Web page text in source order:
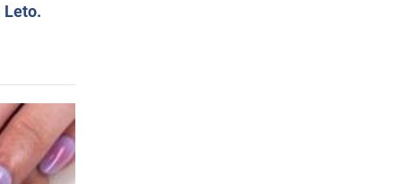
Leto.